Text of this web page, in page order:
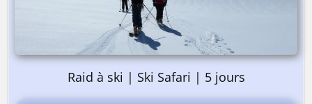
Raid à ski | Ski Safari | 5 jours